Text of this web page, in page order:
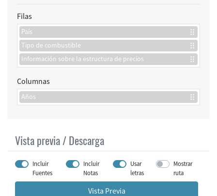
Filas
País
Tipo de combustible
Información sobre la estructura de precios
Columnas
Años
Vista previa / Descarga
Incluir
Fuentes
Incluir
Notas
Usar
letras
Mostrar
ruta
Vista Previa